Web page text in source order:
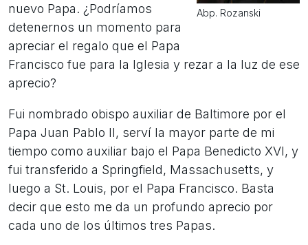
Abp. Rozanski
nuevo Papa. ¿Podríamos
detenernos un momento para
apreciar el regalo que el Papa
Francisco fue para la Iglesia y rezar a la luz de ese
aprecio?
Fui nombrado obispo auxiliar de Baltimore por el
Papa Juan Pablo II, serví la mayor parte de mi
tiempo como auxiliar bajo el Papa Benedicto XVI, y
fui transferido a Springfield, Massachusetts, y
luego a St. Louis, por el Papa Francisco. Basta
decir que esto me da un profundo aprecio por
cada uno de los últimos tres Papas.